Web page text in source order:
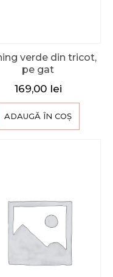
verde din tricot,
pe gat
169,00 lei
ADAUGĂ ÎN COȘ